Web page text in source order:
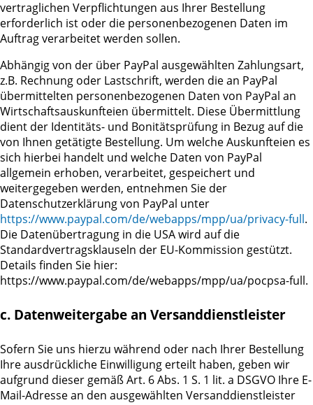
vertraglichen Verpflichtungen aus Ihrer Bestellung
erforderlich ist oder die personenbezogenen Daten im
Auftrag verarbeitet werden sollen.
Abhängig von der über PayPal ausgewählten Zahlungsart,
z.B. Rechnung oder Lastschrift, werden die an PayPal
übermittelten personenbezogenen Daten von PayPal an
Wirtschaftsauskunfteien übermittelt. Diese Übermittlung
dient der Identitäts- und Bonitätsprüfung in Bezug auf die
von Ihnen getätigte Bestellung. Um welche Auskunfteien es
sich hierbei handelt und welche Daten von PayPal
allgemein erhoben, verarbeitet, gespeichert und
weitergegeben werden, entnehmen Sie der
Datenschutzerklärung von PayPal unter
https://www.paypal.com/de/webapps/mpp/ua/privacy-full.
Die Datenübertragung in die USA wird auf die
Standardvertragsklauseln der EU-Kommission gestützt.
Details finden Sie hier:
https://www.paypal.com/de/webapps/mpp/ua/pocpsa-full.
c. Datenweitergabe an Versanddienstleister
Sofern Sie uns hierzu während oder nach Ihrer Bestellung
Ihre ausdrückliche Einwilligung erteilt haben, geben wir
aufgrund dieser gemäß Art. 6 Abs. 1 S. 1 lit. a DSGVO Ihre E-
Mail-Adresse an den ausgewählten Versanddienstleister